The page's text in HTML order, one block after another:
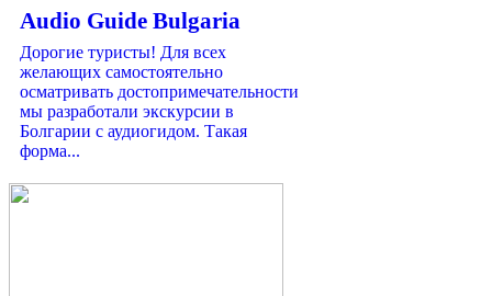
Audio Guide Bulgaria
Дорогие туристы! Для всех
желающих самостоятельно
осматривать достопримечательности
мы разработали экскурсии в
Болгарии с аудиогидом. Такая
форма...